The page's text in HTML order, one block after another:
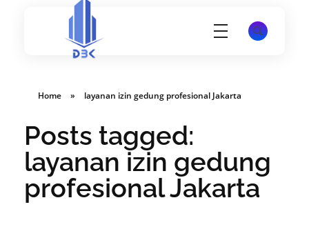
Home » layanan izin gedung profesional Jakarta
Posts tagged:
layanan izin gedung
profesional Jakarta